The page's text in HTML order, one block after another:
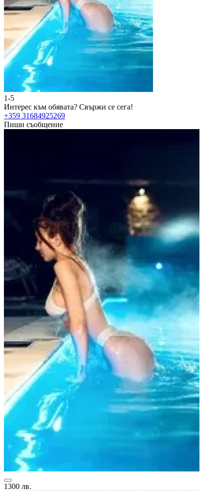
1-5
Интерес към обявата? Свържи се сега!
+359 31684925269
Пиши съобщение
1300 лв.